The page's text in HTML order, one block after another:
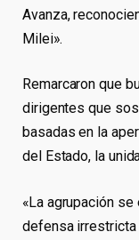
Avanza,
Milei».
Remarcaron que
dirigentes que
basadas en la
del Estado, la
«La agrupación
defensa irrestricta